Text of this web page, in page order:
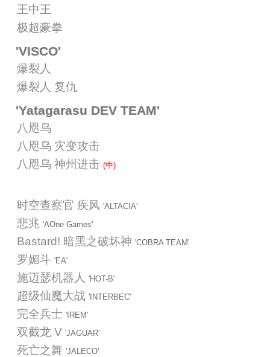
王中王
极超豪拳
'VISCO'
爆裂人
爆裂人 复仇
'Yatagarasu DEV TEAM'
八咫乌
八咫乌 灾变攻击
八咫乌 神州进击 (中)
时空查察官 疾风 'ALTACIA'
悲兆 'AOne Games'
Bastard! 暗黑之破坏神 'COBRA TEAM'
罗媚斗 'EA'
施迈瑟机器人 'HOT-B'
超级仙魔大战 'INTERBEC'
完全兵士 'IREM'
双截龙 V 'JAGUAR'
死亡之舞 'JALECO'